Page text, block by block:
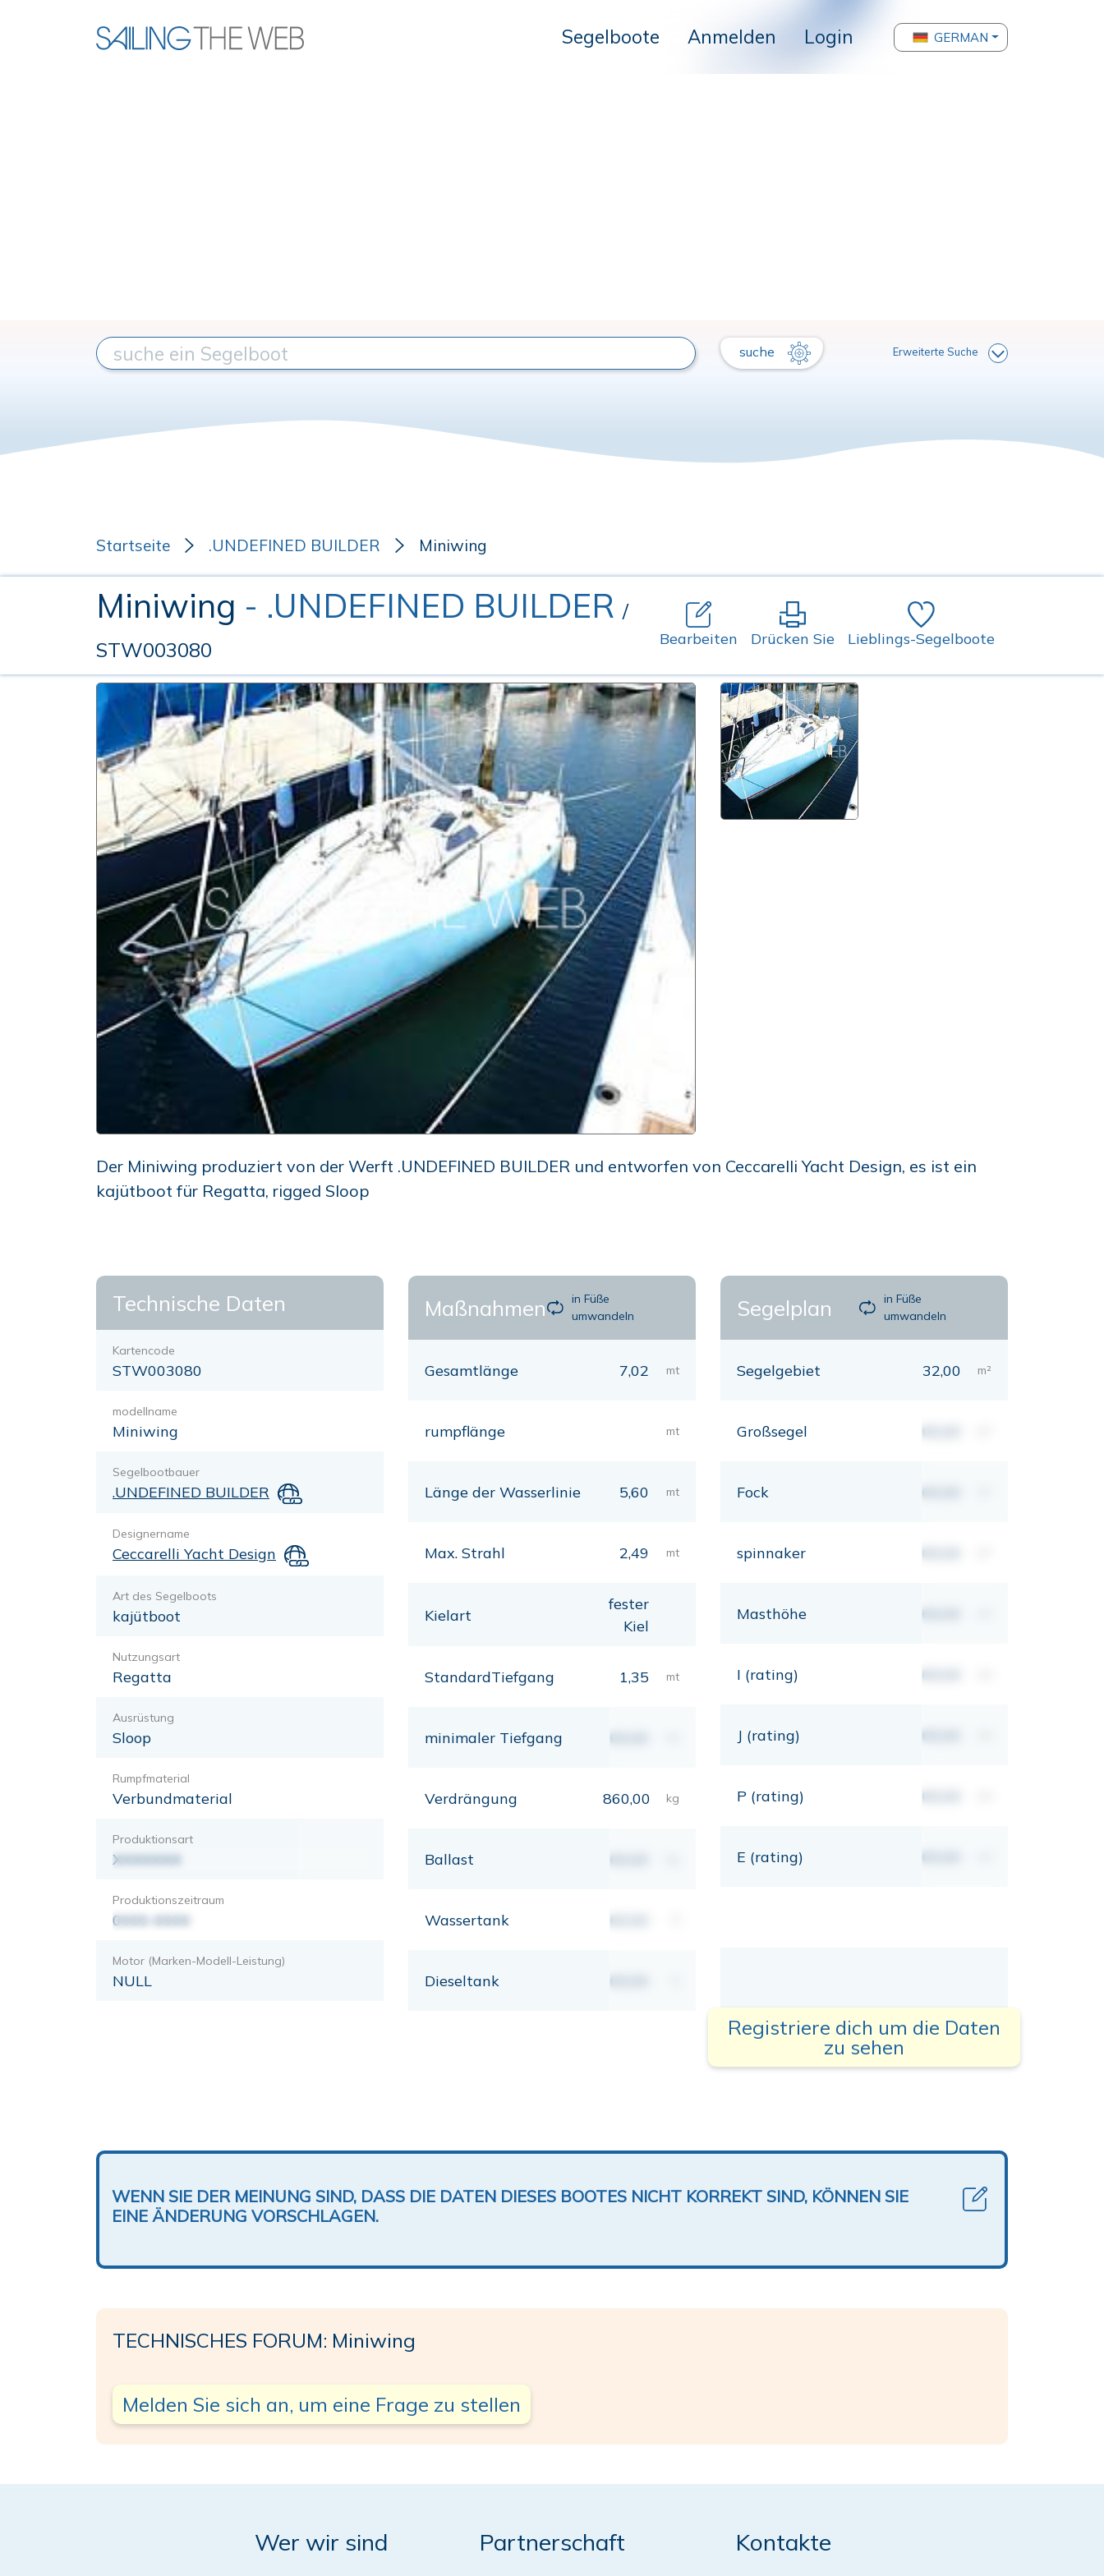
Segelboote Anmelden Login GERMAN
suche Erweiterte Suche
Startseite .UNDEFINED BUILDER Miniwing
Miniwing - .UNDEFINED BUILDER /
STW003080
Bearbeiten Drücken Sie Lieblings-Segelboote
Der Miniwing produziert von der Werft .UNDEFINED BUILDER und entworfen von Ceccarelli Yacht Design, es ist ein
kajütboot für Regatta, rigged Sloop
Technische Daten
Kartencode
STW003080
modellname
Miniwing
Segelbootbauer
.UNDEFINED BUILDER
Designername
Ceccarelli Yacht Design
Art des Segelboots
kajütboot
Nutzungsart
Regatta
Ausrüstung
Sloop
Rumpfmaterial
Verbundmaterial
Produktionsart
XXXXXXX
Produktionszeitraum
0000-0000
Motor (Marken-Modell-Leistung)
NULL
Maßnahmen
in Füße
umwandeln
Gesamtlänge 7,02 mt
rumpflänge mt
Länge der Wasserlinie 5,60 mt
Max. Strahl 2,49 mt
Kielart
fester
Kiel
StandardTiefgang 1,35 mt
minimaler Tiefgang 00,00
Verdrängung 860,00 kg
Ballast 00,00
Wassertank 00,00
Dieseltank 00,00
Segelplan
in Füße
umwandeln
Segelgebiet 32,00 m²
Großsegel 00,00
Fock 00,00
spinnaker 00,00
Masthöhe 00,00
I (rating) 00,00
J (rating) 00,00
P (rating) 00,00
E (rating) 00,00
Registriere dich um die Daten
zu sehen
WENN SIE DER MEINUNG SIND, DASS DIE DATEN DIESES BOOTES NICHT KORREKT SIND, KÖNNEN SIE
EINE ÄNDERUNG VORSCHLAGEN.
TECHNISCHES FORUM: Miniwing
Melden Sie sich an, um eine Frage zu stellen
Wer wir sind Partnerschaft Kontakte